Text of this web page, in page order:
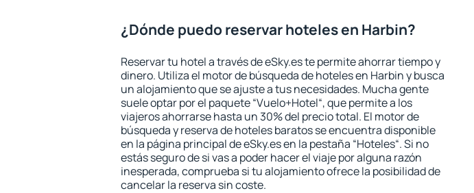
¿Dónde puedo reservar hoteles en Harbin?
Reservar tu hotel a través de eSky.es te permite ahorrar tiempo y
dinero. Utiliza el motor de búsqueda de hoteles en Harbin y busca
un alojamiento que se ajuste a tus necesidades. Mucha gente
suele optar por el paquete “Vuelo+Hotel“, que permite a los
viajeros ahorrarse hasta un 30% del precio total. El motor de
búsqueda y reserva de hoteles baratos se encuentra disponible
en la página principal de eSky.es en la pestaña “Hoteles“. Si no
estás seguro de si vas a poder hacer el viaje por alguna razón
inesperada, comprueba si tu alojamiento ofrece la posibilidad de
cancelar la reserva sin coste.